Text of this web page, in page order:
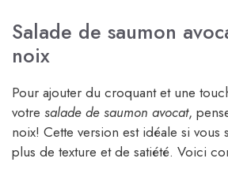
Salade de saumon
noix
Pour ajouter du croquant et une
votre salade de saumon avocat,
noix! Cette version est idéale si vous
plus de texture et de satiété. Voici